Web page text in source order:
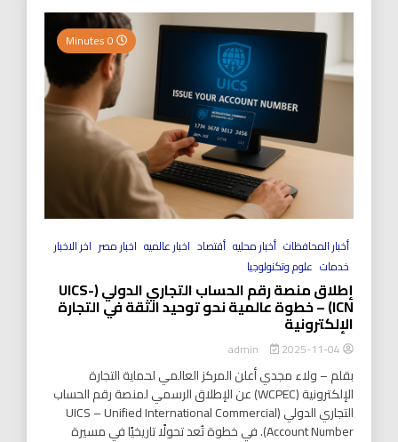
أخبار المحافظات أخبار محليه أقتصاد اخبار عالميه اخبار مصر اخر الاخبار
خدمات علوم وتكنولوجيا
إطلاق منصة رقم الحساب التجاري الدولي (UICS-
ICN) – خطوة عالمية نحو توحيد الثقة في التجارة
الإلكترونية
2025-11-04
بقلم – ولاء مجدي أعلن المركز العالمي لحماية التجارة
الإلكترونية (WCPEC) عن الإطلاق الرسمي لمنصة رقم الحساب
التجاري الدولي (UICS – Unified International Commercial
Account Number). في خطوة تُعد تحولًا تاريخيًا في مسيرة